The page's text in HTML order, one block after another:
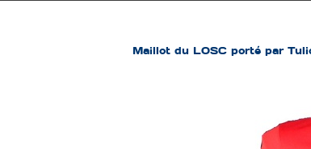
Maillot du LOSC porté par